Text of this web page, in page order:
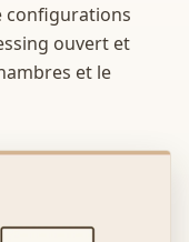
configurations
ouvert et
et le